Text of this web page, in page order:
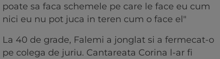
poate sa faca schemele pe care le face eu cum
nici eu nu pot juca in teren cum o face el"
La 40 de grade, Falemi a jonglat si a fermecat-o
pe colega de juriu. Cantareata Corina l-ar fi